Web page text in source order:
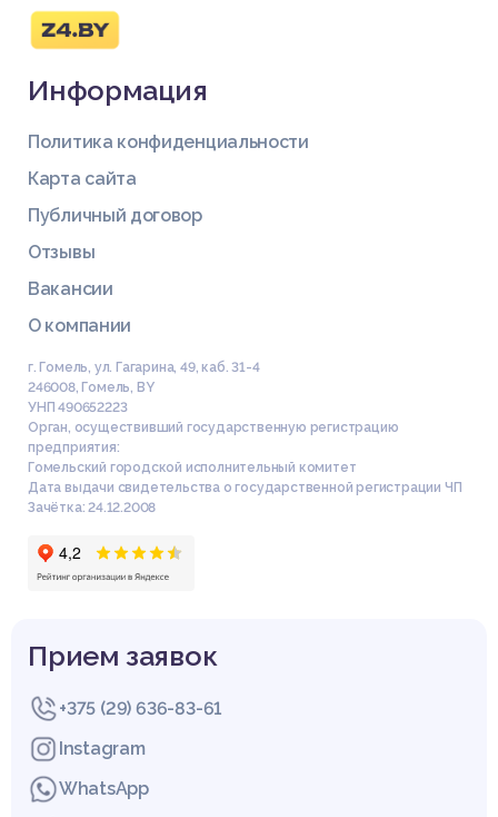
Информация
Политика конфиденциальности
Карта сайта
Публичный договор
Отзывы
Вакансии
О компании
г. Гомель, ул. Гагарина, 49, каб. 31-4
246008,Гомель BY
УНП 490652223
Орган, осуществивший государственную регистрацию
предприятия:
Гомельский городской исполнительный комитет
Дата выдачи свидетельства о государственной регистрации ЧП
Зачётка: 24.12.2008
Прием заявок
+375 (29) 636-83-61
Instagram
WhatsApp